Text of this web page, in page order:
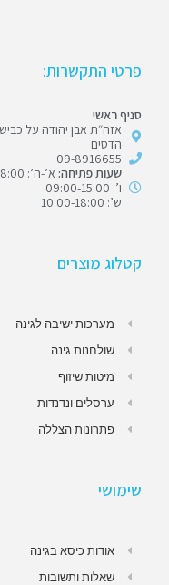
פרטי התקשרות:
סניף ראשי
הדסים
09-8916655
שעות פתיחה: א’-ה’: 9:00-18:00
ו’: 09:00-15:00
ש’: 10:00-18:00
קטלוג מוצרים
מערכות ישיבה לגינה
שולחנות גינה
מיטות שיזוף
ערסלים ונדנדות
פתרונות הצללה
שימושי
אודות כיסא בגינה
שאלות ותשובות